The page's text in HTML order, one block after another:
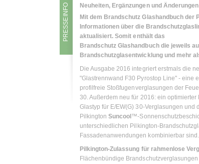
PRESSEINFO
Neuheiten, Ergänzungen und Änderungen
Mit dem Brandschutz Glashandbuch
Informationen über die
aktualisiert. Somit enthält das
Brandschutz Glashandbuch die jeweils
Brandschutzglasentwicklung und mehr
Die Ausgabe 2016 integriert erstmals die
"Glastrennwand F30 Pyrostop Line" - eine
profilfreie Stoßfugenverglasungen der
30. Außerdem neu für 2016: ein optimierter
Glastyp für E/EW(G) 30-Verglasungen und
PilkingtonSuncool ™-
unterschiedlichen Pilkington-
Fassadenanwendungen kombinierbar sind.
Pilkington-Zulassung für rahmenlose
Flächenbündige